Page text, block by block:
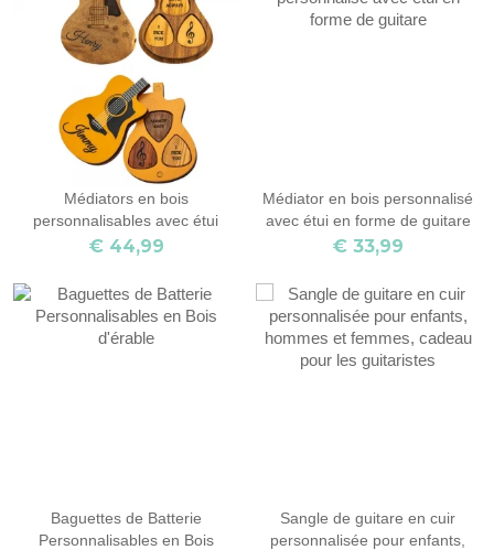
remise des diplômes pour
famille/musicien
joueurs/papa/hommes/petit ami
Médiators en bois
personnalisables avec étui
€ 44,99
Médiator en bois personnalisé
avec étui en forme de guitare
€ 33,99
Baguettes de Batterie
Personnalisables en Bois
Sangle de guitare en cuir
personnalisée pour enfants,